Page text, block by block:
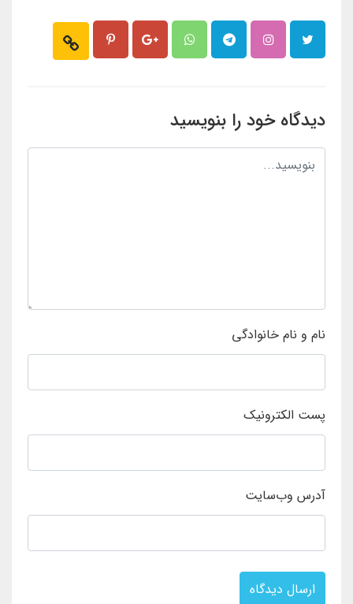
دیدگاه خود را بنویسید
نام و نام خانوادگی
پست الکترونیک
آدرس وب‌سایت
ارسال دیدگاه